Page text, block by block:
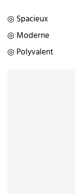
◎ Spacieux
◎ Moderne
◎ Polyvalent